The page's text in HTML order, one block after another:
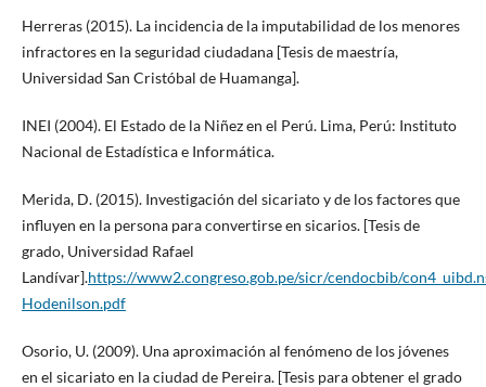
Herreras (2015). La incidencia de la imputabilidad de los menores
infractores en la seguridad ciudadana [Tesis de maestría,
Universidad San Cristóbal de Huamanga].
INEI (2004). El Estado de la Niñez en el Perú. Lima, Perú: Instituto
Nacional de Estadística e Informática.
Merida, D. (2015). Investigación del sicariato y de los factores que
influyen en la persona para convertirse en sicarios. [Tesis de
grado, Universidad Rafael
Landívar].https://www2.congreso.gob.pe/sicr/cendocbib/
Hodenilson.pdf
Osorio, U. (2009). Una aproximación al fenómeno de los jóvenes
en el sicariato en la ciudad de Pereira. [Tesis para obtener el grado